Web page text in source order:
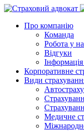
Про компанію
Команда
Робота у
Відгуки
Корпоративне
Види
Медичне